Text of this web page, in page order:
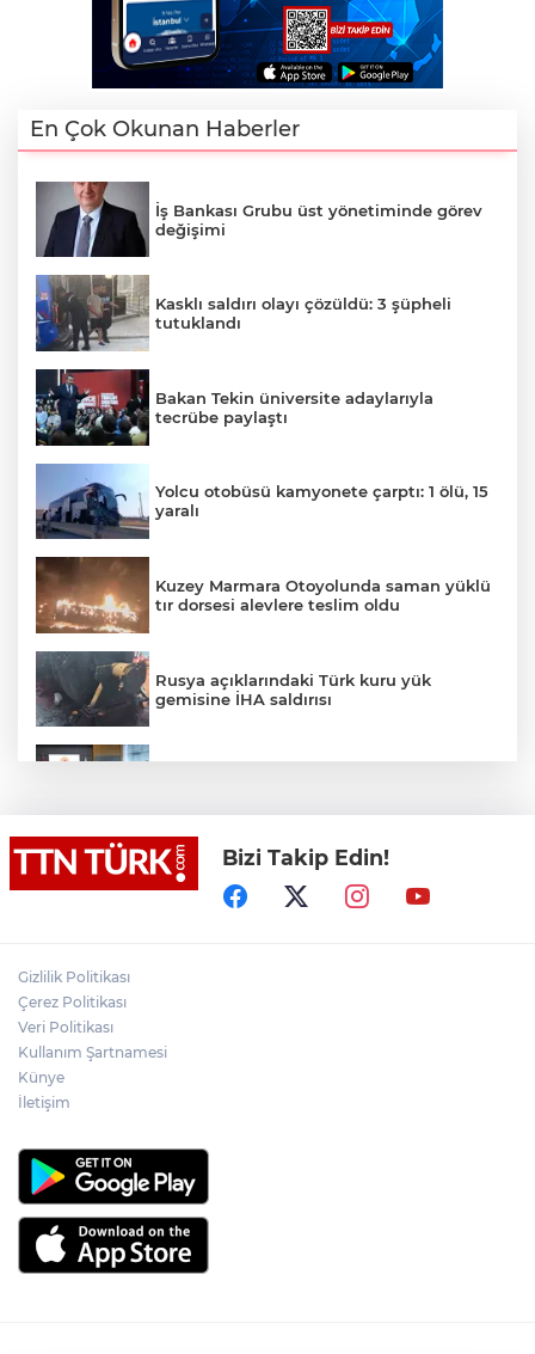
En Çok Okunan Haberler
İş Bankası Grubu üst yönetiminde görev
değişimi
Kasklı saldırı olayı çözüldü: 3 şüpheli
tutuklandı
Bakan Tekin üniversite adaylarıyla
tecrübe paylaştı
Yolcu otobüsü kamyonete çarptı: 1 ölü, 15
yaralı
Kuzey Marmara Otoyolunda saman yüklü
tır dorsesi alevlere teslim oldu
Rusya açıklarındaki Türk kuru yük
gemisine İHA saldırısı
Lukaku Fener’e mi, Beşiktaş’a mı geliyor?
Rojin Kabaiş, Hiranur Nilgün Aygar ve
Kıvanç Uman’ın ailelerini hedef alam
Bizi Takip Edin!
Gizlilik Politikası
Çerez Politikası
Veri Politikası
Kullanım Şartnamesi
Künye
İletişim